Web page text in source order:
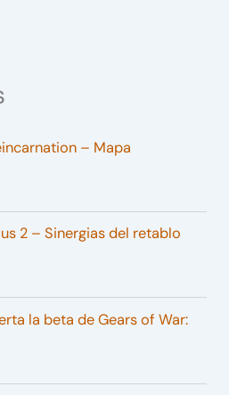
– Mapa
2 – Sinergias del retablo
la beta de Gears of War: